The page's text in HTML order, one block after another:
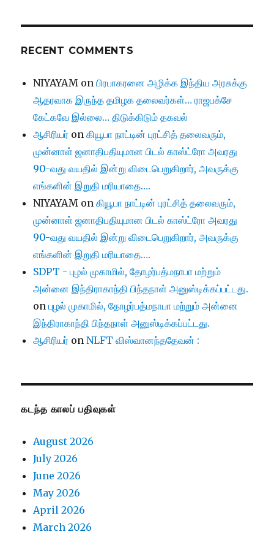
RECENT COMMENTS
NIYAYAM onபிரபாகரனை அழிக்க இந்திய அரசுக்கு
ஆதரவாக இருந்த தமிழக தலைவர்கள்… ராஜபக்சே
கேட்கவே இல்லை… திடுக்கிடும் தகவல்
ஆசிரியர் onகியூபா நாட்டின் புரட்சித் தலைவரும்,
முன்னாள் ஜனாதிபதியுமான பிடல் காஸ்ட்ரோ அவரது
90-வது வயதில் இன்று விடைபெறுகிறார், அவருக்கு
எங்களின் இறுதி மரியாதை….
NIYAYAM onகியூபா நாட்டின் புரட்சித் தலைவரும்,
முன்னாள் ஜனாதிபதியுமான பிடல் காஸ்ட்ரோ அவரது
90-வது வயதில் இன்று விடைபெறுகிறார், அவருக்கு
எங்களின் இறுதி மரியாதை….
SDPT - புழல் முகாமில், தோழர்பத்மநாபா மற்றும்
அன்னை இந்திராகாந்தி பிந்தநாள் அனுஸ்டிக்கப்பட்டது.
onபுழல் முகாமில், தோழர்பத்மநாபா மற்றும் அன்னை
இந்திராகாந்தி பிந்தநாள் அனுஸ்டிக்கப்பட்டது.
ஆசிரியர் onNLFT விஸ்வானந்ததேவன் :
கடந்த காலப் பதிவுகள்
August 2026
July 2026
June 2026
May 2026
April 2026
March 2026